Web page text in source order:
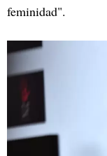
feminidad".